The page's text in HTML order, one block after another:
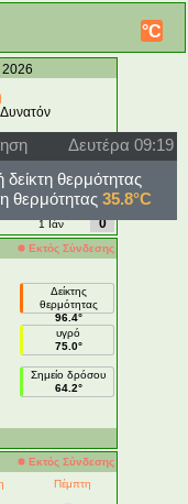
°C
02:00
0
1
0
1 Ιάν
0
Εκτός Σύνδεσης
Δείκτης
θερμότητας
96.4°
υγρό
75.0°
Σημείο δρόσου
64.2°
Εκτός Σύνδεσης
Πέμπτη
Δευτέρα 09:19
θερμότητας
θερμότητας 35.8°C